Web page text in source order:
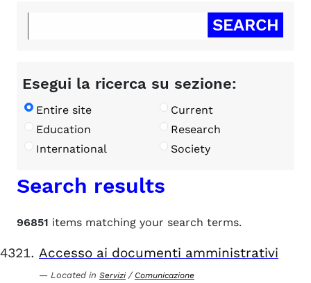
Esegui la ricerca su sezione:
Entire site
Current
Education
Research
International
Society
Search results
96851 items matching your search terms.
Accesso ai documenti amministrativi
Located in Servizi / Comunicazione